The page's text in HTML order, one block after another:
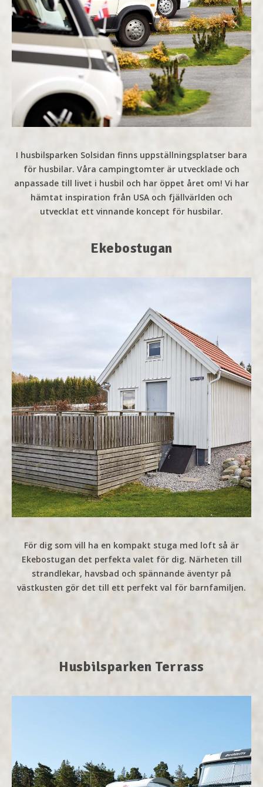
I husbilsparken Solsidan finns uppställningsplatser bara
för husbilar. Våra campingtomter är utvecklade och
anpassade till livet i husbil och har öppet året om! Vi har
hämtat inspiration från USA och fjällvärlden och
utvecklat ett vinnande koncept för husbilar.
Ekebostugan
För dig som vill ha en kompakt stuga med loft så är
Ekebostugan det perfekta valet för dig. Närheten till
strandlekar, havsbad och spännande äventyr på
västkusten gör det till ett perfekt val för barnfamiljen.
Husbilsparken Terrass